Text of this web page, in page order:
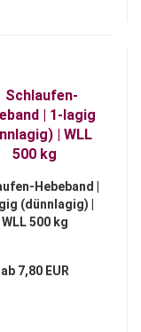
Hebeband |
(dünnlagig) |
WLL 500 kg
ab 7,80 EUR